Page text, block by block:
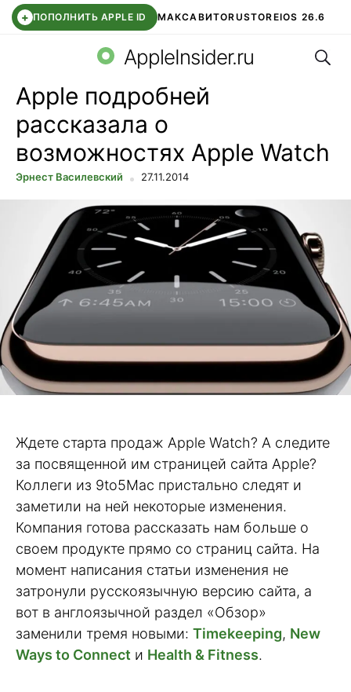
+ ПОПОЛНИТЬ APPLE ID МАКСАВИТОRUSTOREIOS 26.6
СБЕР КИДС ВТБ ОНЛАЙН ЧАТ В ROBLOX
AppleInsider.ru
Apple подробней
рассказала о
возможностях Apple Watch
Эрнест Василевский 27.11.2014
Ждете старта продаж Apple Watch? А следите
за посвященной им страницей сайта Apple?
Коллеги из 9to5Mac пристально следят и
заметили на ней некоторые изменения.
Компания готова рассказать нам больше о
своем продукте прямо со страниц сайта. На
момент написания статьи изменения не
затронули русскоязычную версию сайта, а
вот в англоязычной раздел «Обзор»
заменили тремя новыми: Timekeeping, New
Ways to Connect и Health & Fitness.